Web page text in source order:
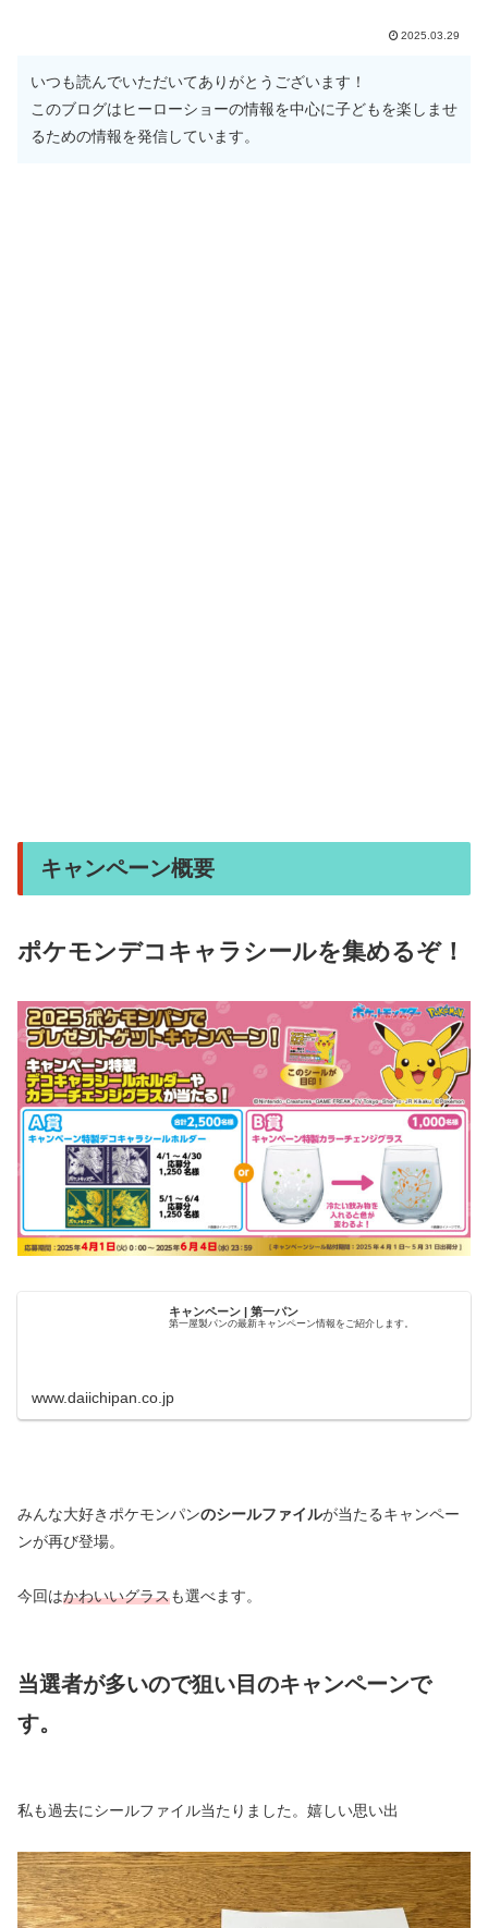
2025.03.29
いつも読んでいただいてありがとうございます！
このブログはヒーローショーの情報を中心に子どもを楽しませ
るための情報を発信しています。
キャンペーン概要
ポケモンデコキャラシールを集めるぞ！
キャンペーン | 第一パン
第一屋製パンの最新キャンペーン情報をご紹介します。
www.daiichipan.co.jp
みんな大好きポケモンパンのシールファイルが当たるキャンペー
ンが再び登場。
今回はかわいいグラスも選べます。
当選者が多いので狙い目のキャンペーンで
す。
私も過去にシールファイル当たりました。嬉しい思い出